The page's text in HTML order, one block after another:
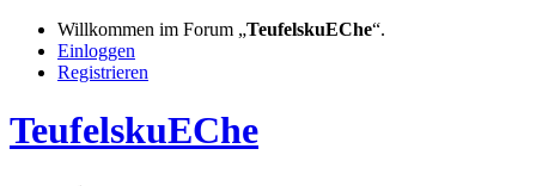
Willkommen im Forum „TeufelskuEChe“.
Einloggen
Registrieren
TeufelskuEChe